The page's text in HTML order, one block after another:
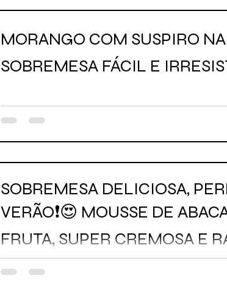
MORANGO COM SUSPIRO NA
SOBREMESA FÁCIL E
SOBREMESA DELICIOSA,
VERÃO❗😍 MOUSSE DE
FRUTA, SUPER CREMOSA E